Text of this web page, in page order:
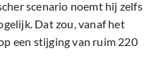
scenario noemt hij zelfs
Dat zou, vanaf het
een stijging van ruim 220